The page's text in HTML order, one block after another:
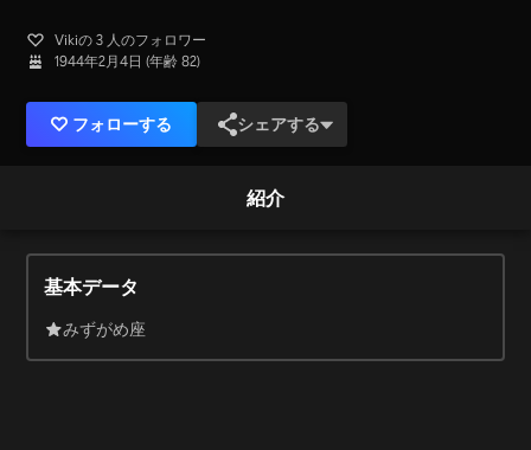
Vikiの 3 人のフォロワー
1944年2月4日 (年齢 82)
フォローする シェアする
紹介
基本データ
みずがめ座